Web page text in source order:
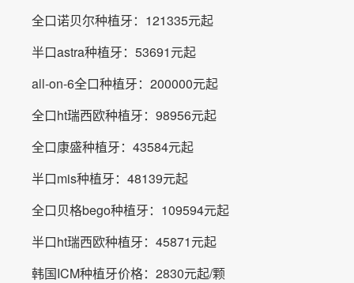
全口诺贝尔种植牙：121335元起
半口astra种植牙：53691元起
all-on-6全口种植牙：200000元起
全口ht瑞西欧种植牙：98956元起
全口康盛种植牙：43584元起
半口mis种植牙：48139元起
全口贝格bego种植牙：109594元起
半口ht瑞西欧种植牙：45871元起
韩国ICM种植牙价格：2830元起/颗